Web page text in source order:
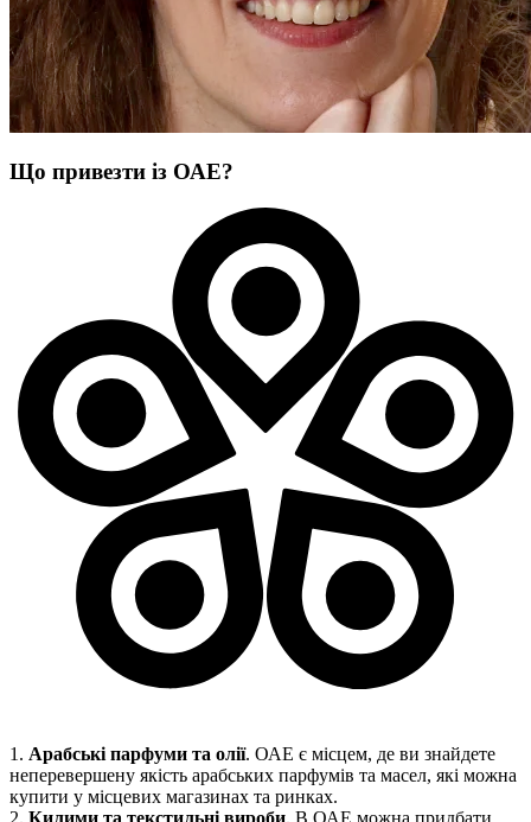
Що привезти із ОАЕ?
1. Арабські парфуми та олії. ОАЕ є місцем, де ви знайдете
неперевершену якість арабських парфумів та масел, які можна
купити у місцевих магазинах та ринках.
2. Килими та текстильні вироби. В ОАЕ можна придбати